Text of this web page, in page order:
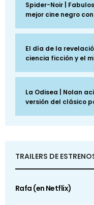
Spider-Noir |
mejor cine negro
El día de la
ciencia ficción y el
La Odisea | Nolan
versión del clásico
TRAILERS DE
Rafa (en Netflix)